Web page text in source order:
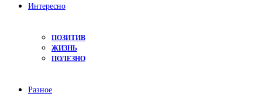
Интересно
ПОЗИТИВ
ЖИЗНЬ
ПОЛЕЗНО
Разное